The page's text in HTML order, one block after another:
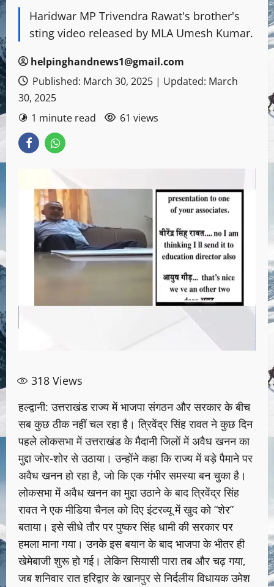
Haridwar MP Trivendra Rawat's brother's
sting video released by MLA Umesh Kumar.
helpinghandnews1@gmail.com
Published: March 30, 2025 | Updated: March
30, 2025
1 minute read
61 views
318 Views
हल्द्वानी: उत्तराखंड राज्य में भाजपा संगठन और सरकार के बीच
सब कुछ ठीक नहीं चल रहा है। त्रिवेंद्र सिंह रावत ने कुछ दिन
पहले लोकसभा में उत्तराखंड के मैदानी जिलों में अवैध खनन का
मुद्दा जोर-शोर से उठाया। उन्होंने कहा कि राज्य में बड़े पैमाने पर
अवैध खनन हो रहा है, जो कि एक गंभीर समस्या बन चुका है।
लोकसभा में अवैध खनन का मुद्दा उठाने के बाद त्रिवेंद्र सिंह
रावत ने एक मीडिया चैनल को दिए इंटरव्यू में खुद को “शेर”
बताया। इसे सीधे तौर पर पुष्कर सिंह धामी की सरकार पर
हमला माना गया। उनके इस बयान के बाद भाजपा के भीतर ही
खेमेबाजी शुरू हो गई। लेकिन सियासी पारा तब और चढ़ गया,
जब शनिवार रात हरिद्वार के खानपुर से निर्दलीय विधायक उमेश